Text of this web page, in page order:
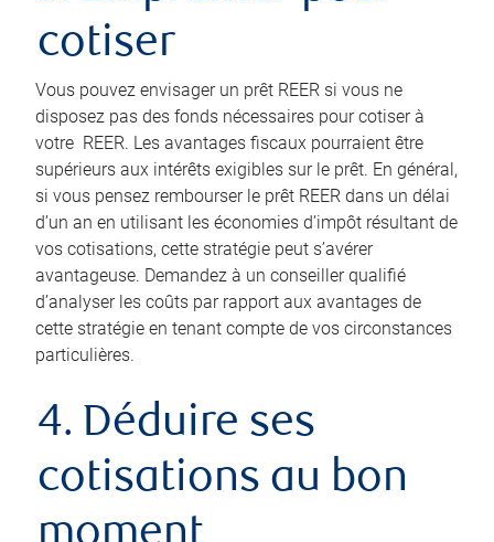
cotiser
Vous pouvez envisager un prêt REER si vous ne
disposez pas des fonds nécessaires pour cotiser à
votre REER. Les avantages fiscaux pourraient être
supérieurs aux intérêts exigibles sur le prêt. En général,
si vous pensez rembourser le prêt REER dans un délai
d’un an en utilisant les économies d’impôt résultant de
vos cotisations, cette stratégie peut s’avérer
avantageuse. Demandez à un conseiller qualifié
d’analyser les coûts par rapport aux avantages de
cette stratégie en tenant compte de vos circonstances
particulières.
4. Déduire ses
cotisations au bon